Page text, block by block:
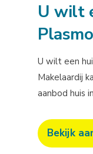
U wilt
U wilt een
Makelaardij
aanbod huis
Bekijk